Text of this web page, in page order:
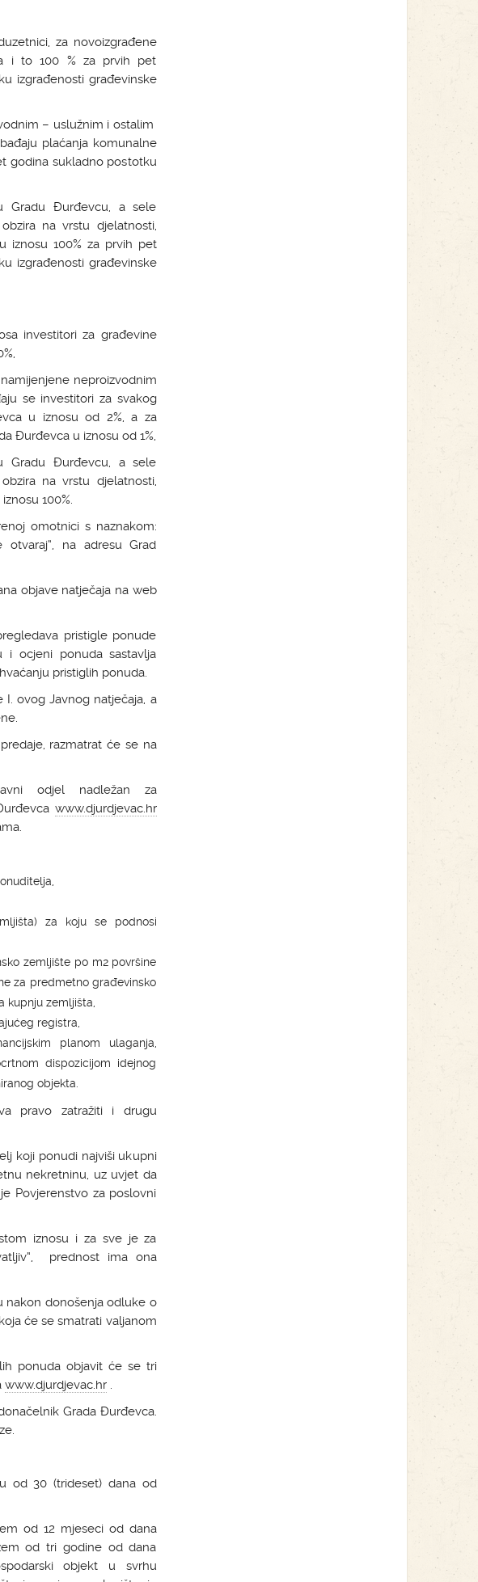
za novoizgrađene
i to 100 % za prvih pet
izgrađenosti građevinske
– uslužnim i ostalim
plaćanja komunalne
godina sukladno postotku
Gradu Đurđevcu, a sele
na vrstu djelatnosti,
iznosu 100% za prvih pet
izgrađenosti građevinske
investitori za građevine
neproizvodnim
se investitori za svakog
u iznosu od 2%, a za
Đurđevca u iznosu od 1%,
Gradu Đurđevcu, a sele
na vrstu djelatnosti,
100%.
omotnici s naznakom:
otvaraj“, na adresu Grad
objave natječaja na web
pristigle ponude
ocjeni ponuda sastavlja
pristiglih ponuda.
ovog Javnog natječaja, a
razmatrat će se na
odjel nadležan za
www.djurdjevac.hr
za koju se podnosi
zemljište po m2 površine
za predmetno građevinsko
kupnju zemljišta,
registra,
planom ulaganja,
dispozicijom idejnog
objekta.
pravo zatražiti i drugu
koji ponudi najviši ukupni
nekretninu, uz uvjet da
Povjerenstvo za poslovni
iznosu i za sve je za
prednost ima ona
nakon donošenja odluke o
će se smatrati valjanom
ponuda objavit će se tri
www.djurdjevac.hr.
Grada Đurđevca.
30 (trideset) dana od
od 12 mjeseci od dana
od tri godine od dana
objekt u svrhu